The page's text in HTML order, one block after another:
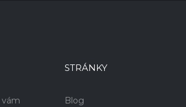
STRÁNKY
Blog